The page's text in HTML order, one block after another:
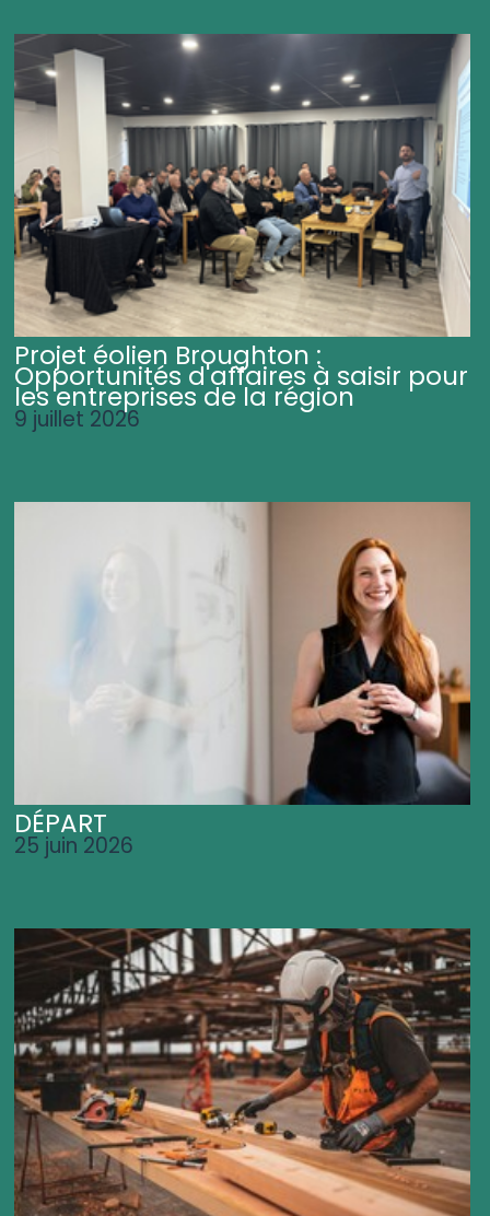
Projet éolien Broughton :
Opportunités d'affaires à saisir pour
les entreprises de la région
9 juillet 2026
DÉPART
25 juin 2026